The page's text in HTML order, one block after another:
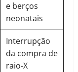
e berços
neonatais
Interrupção
da compra de
raio-X